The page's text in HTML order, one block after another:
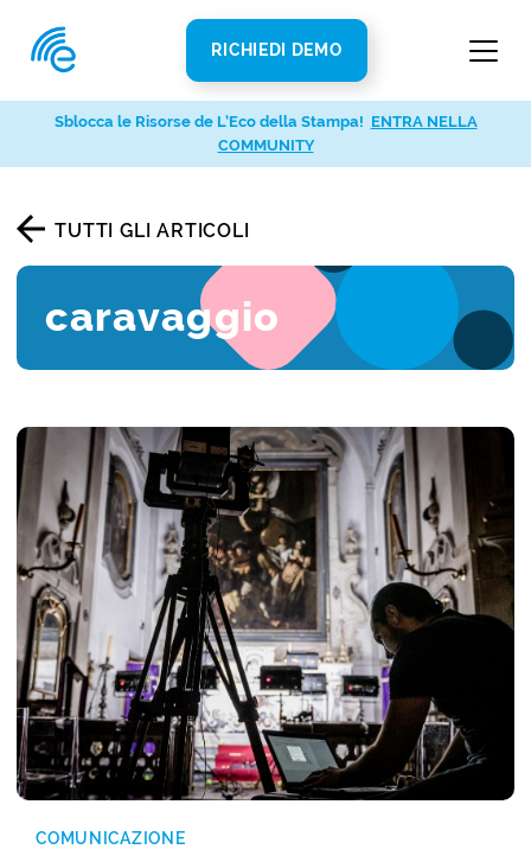
RICHIEDI DEMO
TUTTI GLI ARTICOLI
caravaggio
COMUNICAZIONE
Sblocca le Risorse de L’Eco della Stampa! ENTRA NELLA
COMMUNITY